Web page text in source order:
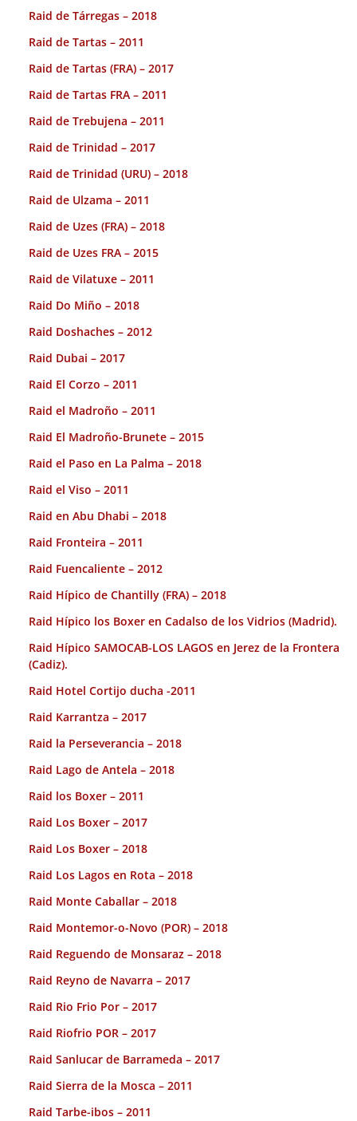
Raid de Tárregas – 2018
Raid de Tartas – 2011
Raid de Tartas (FRA) – 2017
Raid de Tartas FRA – 2011
Raid de Trebujena – 2011
Raid de Trinidad – 2017
Raid de Trinidad (URU) – 2018
Raid de Ulzama – 2011
Raid de Uzes (FRA) – 2018
Raid de Uzes FRA – 2015
Raid de Vilatuxe – 2011
Raid Do Miño – 2018
Raid Doshaches – 2012
Raid Dubai – 2017
Raid El Corzo – 2011
Raid el Madroño – 2011
Raid El Madroño-Brunete – 2015
Raid el Paso en La Palma – 2018
Raid el Viso – 2011
Raid en Abu Dhabi – 2018
Raid Fronteira – 2011
Raid Fuencaliente – 2012
Raid Hípico de Chantilly (FRA) – 2018
Raid Hípico los Boxer en Cadalso de los Vidrios (Madrid).
Raid Hípico SAMOCAB-LOS LAGOS en Jerez de la Frontera
(Cadiz).
Raid Hotel Cortijo ducha -2011
Raid Karrantza – 2017
Raid la Perseverancia – 2018
Raid Lago de Antela – 2018
Raid los Boxer – 2011
Raid Los Boxer – 2017
Raid Los Boxer – 2018
Raid Los Lagos en Rota – 2018
Raid Monte Caballar – 2018
Raid Montemor-o-Novo (POR) – 2018
Raid Reguendo de Monsaraz – 2018
Raid Reyno de Navarra – 2017
Raid Rio Frio Por – 2017
Raid Riofrio POR – 2017
Raid Sanlucar de Barrameda – 2017
Raid Sierra de la Mosca – 2011
Raid Tarbe-ibos – 2011